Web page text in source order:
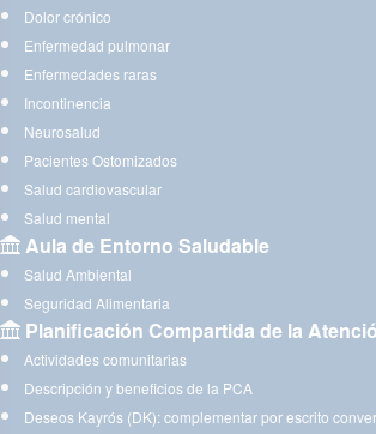
Dolor crónico
Enfermedad pulmonar
Enfermedades raras
Incontinencia
Neurosalud
Pacientes Ostomizados
Salud cardiovascular
Salud mental
Aula de Entorno Saludable
Salud Ambiental
Seguridad Alimentaria
Planificación Compartida de la
Actividades comunitarias
Descripción y beneficios de la PCA
Deseos Kayrós (DK): complementar por escrito